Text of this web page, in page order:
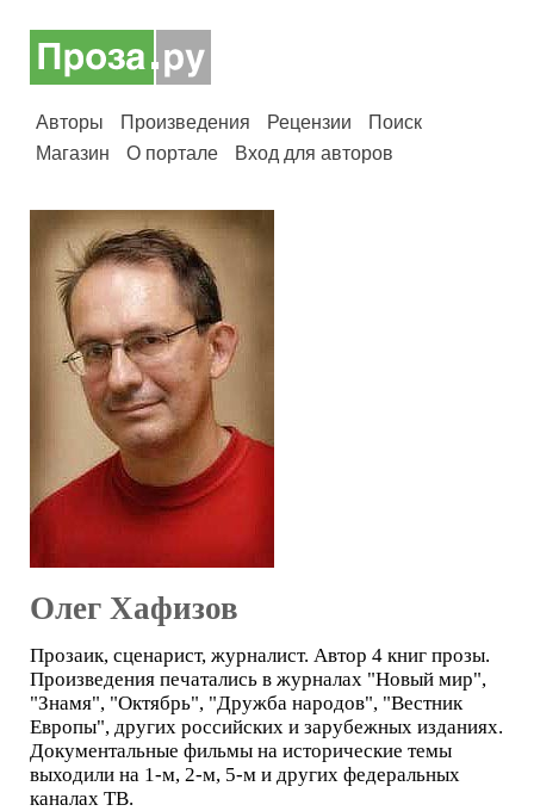
Авторы Произведения Рецензии
Поиск
Магазин
О портале Вход для авторов
Олег Хафизов
Прозаик, сценарист, журналист. Автор 4 книг прозы.
Произведения печатались в журналах "Новый мир",
"Знамя", "Октябрь", "Дружба народов", "Вестник
Европы", других российских и зарубежных изданиях.
Документальные фильмы на исторические темы
выходили на 1-м, 2-м, 5-м и других федеральных
каналах ТВ.